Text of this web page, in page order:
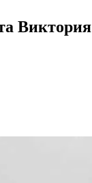
Виктория